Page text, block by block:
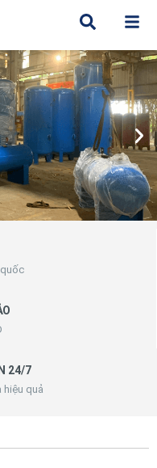
24/7
hiệu quả